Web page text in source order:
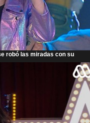
robó las miradas con su